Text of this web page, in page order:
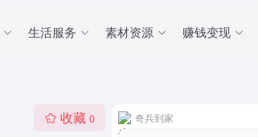
生活服务 素材资源 赚钱变现
收藏 0 奇兵到家